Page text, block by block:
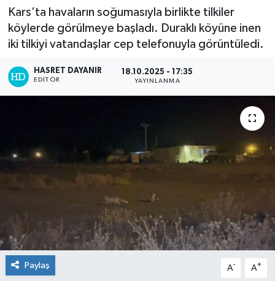
Kars’ta havaların soğumasıyla birlikte tilkiler
köylerde görülmeye başladı. Duraklı köyüne inen
iki tilkiyi vatandaşlar cep telefonuyla görüntüledi.
HASRET DAYANIR
EDITÖR
18.10.2025 - 17:35
YAYINLANMA
Paylaş A- A+
EKONOMİ
KİĞI
MERKEZ
RESMİ İLANLAR
SAĞLIK
SİYASET
Süper Lig Puan Durumu ve Fikstür